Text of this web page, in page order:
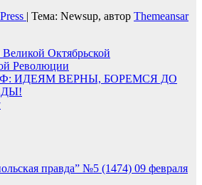
| Тема: Newsup, автор Themeansar
Октябрьской
Революции
ИДЕЯМ ВЕРНЫ, БОРЕМСЯ ДО
правда” №5 (1474) 09 февраля